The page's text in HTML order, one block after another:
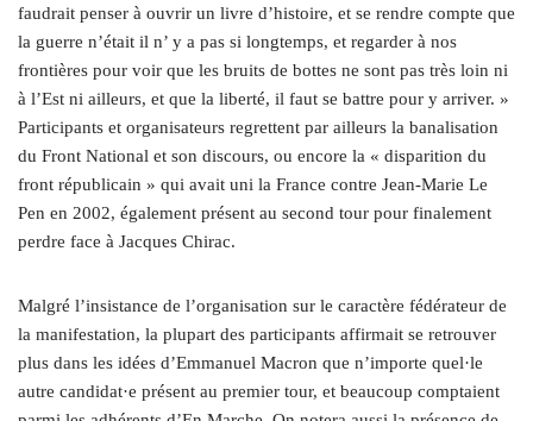
faudrait penser à ouvrir un livre d’histoire, et se rendre compte que
la guerre n’était il n’ y a pas si longtemps, et regarder à nos
frontières pour voir que les bruits de bottes ne sont pas très loin ni
à l’Est ni ailleurs, et que la liberté, il faut se battre pour y arriver. »
Participants et organisateurs regrettent par ailleurs la banalisation
du Front National et son discours, ou encore la « disparition du
front républicain » qui avait uni la France contre Jean-Marie Le
Pen en 2002, également présent au second tour pour finalement
perdre face à Jacques Chirac.
Malgré l’insistance de l’organisation sur le caractère fédérateur de
la manifestation, la plupart des participants affirmait se retrouver
plus dans les idées d’Emmanuel Macron que n’importe quel·le
autre candidat·e présent au premier tour, et beaucoup comptaient